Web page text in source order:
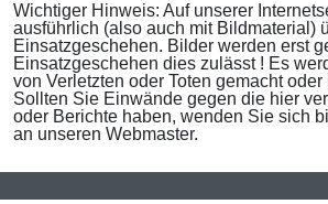
Wichtiger Hinweis: Auf unserer
ausführlich (also auch mit Bildmaterial)
Einsatzgeschehen. Bilder werden erst
Einsatzgeschehen dies zulässt ! Es
von Verletzten oder Toten gemacht
Sollten Sie Einwände gegen die hier
oder Berichte haben, wenden Sie sich
an unseren Webmaster.